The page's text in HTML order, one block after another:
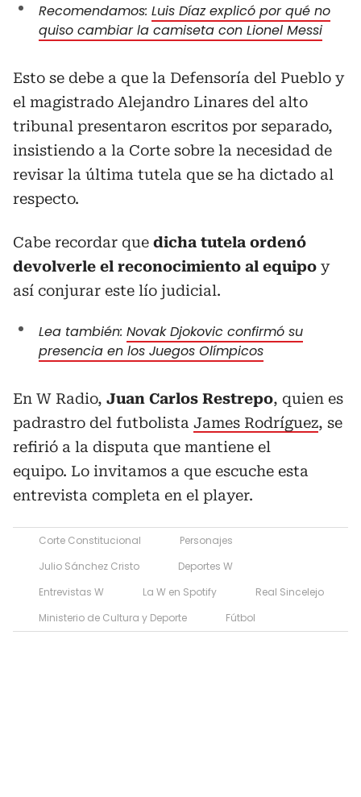
Recomendamos: Luis Díaz explicó por qué no
quiso cambiar la camiseta con Lionel Messi
Esto se debe a que la Defensoría del Pueblo y
el magistrado Alejandro Linares del alto
tribunal presentaron escritos por separado,
insistiendo a la Corte sobre la necesidad de
revisar la última tutela que se ha dictado al
respecto.
Cabe recordar que dicha tutela ordenó
devolverle el reconocimiento al equipo y
así conjurar este lío judicial.
Lea también: Novak Djokovic confirmó su
presencia en los Juegos Olímpicos
En W Radio, Juan Carlos Restrepo, quien es
padrastro del futbolista James Rodríguez, se
refirió a la disputa que mantiene el
equipo. Lo invitamos a que escuche esta
entrevista completa en el player.
Corte Constitucional
Personajes
Julio Sánchez Cristo
Deportes W
Entrevistas W
La W en Spotify
Real Sincelejo
Ministerio de Cultura y Deporte
Fútbol